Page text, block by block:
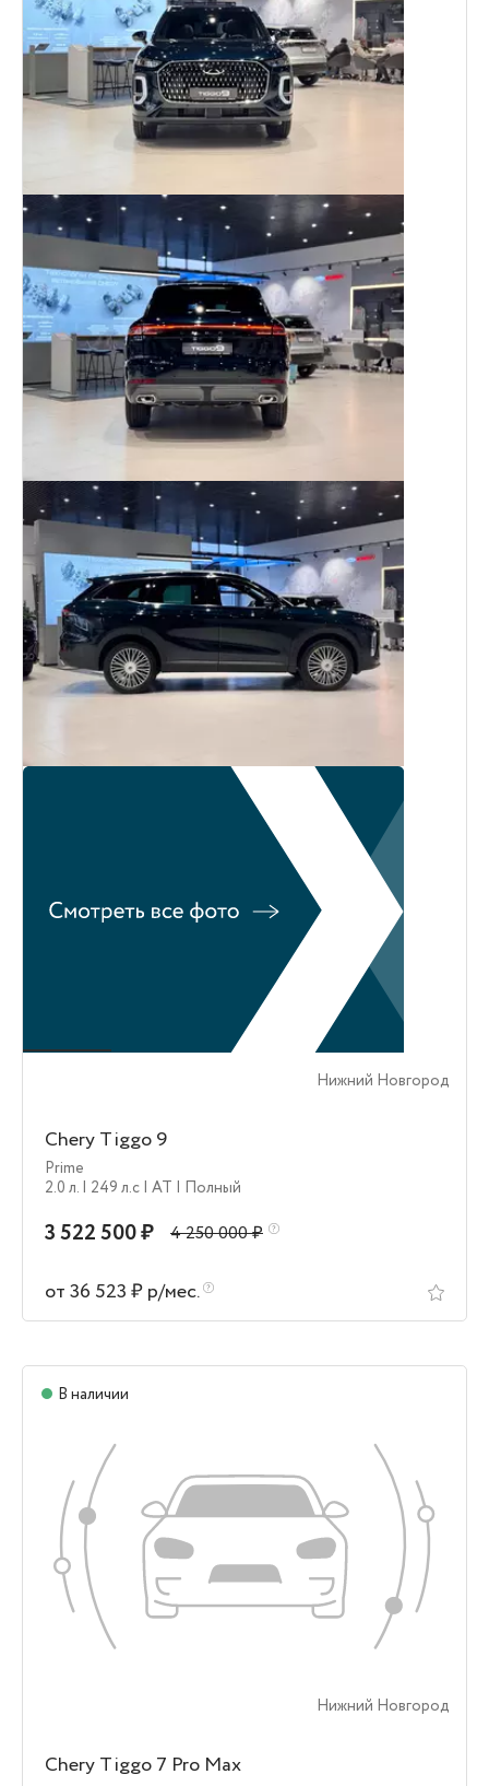
Нижний Новгород
Chery Tiggo 9
Prime
2.0 л. | 249 л.c | AT | Полный
3 522 500 ₽ 4 250 000 ₽
от 36 523 ₽ р/мес.
В наличии
Нижний Новгород
Chery Tiggo 7 Pro Max